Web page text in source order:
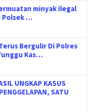
minyak ilegal
Polsek …
Bergulir Di Polres
Kas…
UNGKAP KASUS
SATU